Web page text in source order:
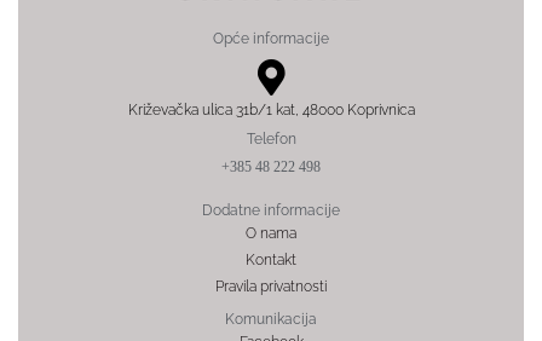
Opće informacije
Križevačka ulica 31b/1 kat, 48000 Koprivnica
Telefon
+385 48 222 498
Dodatne informacije
O nama
Kontakt
Pravila privatnosti
Komunikacija